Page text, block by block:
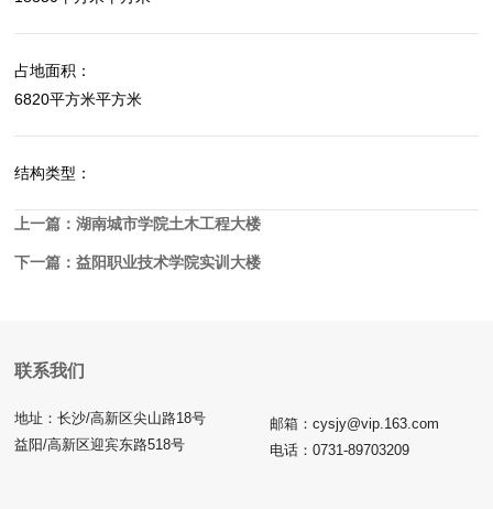
占地面积：
6820平方米平方米
结构类型：
上一篇：湖南城市学院土木工程大楼
下一篇：益阳职业技术学院实训大楼
联系我们
地址：长沙/高新区尖山路18号
益阳/高新区迎宾东路518号
邮箱：cysjy@vip.163.com
电话：0731-89703209